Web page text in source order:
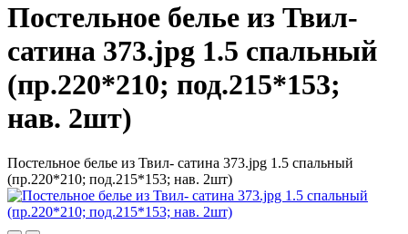
Постельное белье из Твил-
сатина 373.jpg 1.5 спальный
(пр.220*210; под.215*153;
нав. 2шт)
Постельное белье из Твил- сатина 373.jpg 1.5 спальный
(пр.220*210; под.215*153; нав. 2шт)